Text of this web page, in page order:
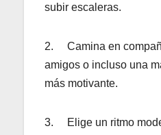
subir escaleras.
2. Camina en
amigos o incluso una
más motivante.
3. Elige un ritmo